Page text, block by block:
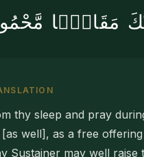
مَقَامًۭا
thy sleep and pray
well], as a free
Sustainer may well raise